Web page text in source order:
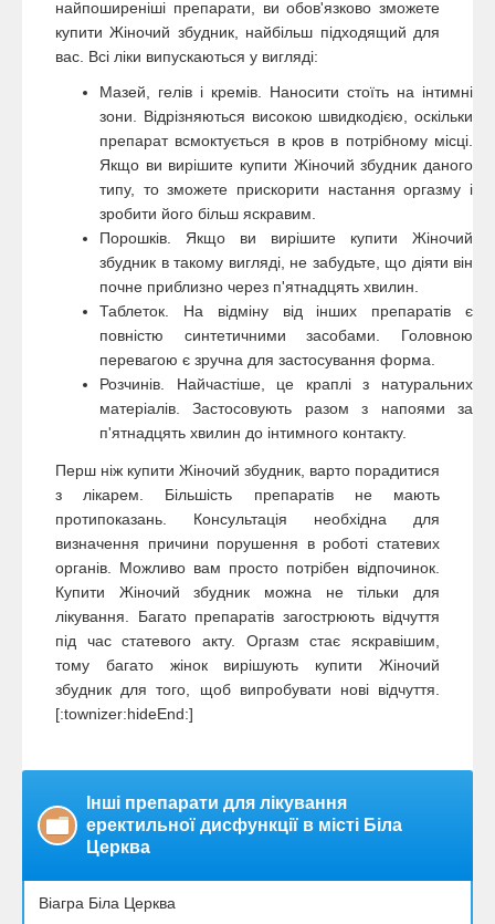
найпоширеніші препарати, ви обов'язково зможете
купити Жіночий збудник, найбільш підходящий для
вас. Всі ліки випускаються у вигляді:
Мазей, гелів і кремів. Наносити стоїть на інтимні
зони. Відрізняються високою швидкодією, оскільки
препарат всмоктується в кров в потрібному місці.
Якщо ви вирішите купити Жіночий збудник даного
типу, то зможете прискорити настання оргазму і
зробити його більш яскравим.
Порошків. Якщо ви вирішите купити Жіночий
збудник в такому вигляді, не забудьте, що діяти він
почне приблизно через п'ятнадцять хвилин.
Таблеток. На відміну від інших препаратів є
повністю синтетичними засобами. Головною
перевагою є зручна для застосування форма.
Розчинів. Найчастіше, це краплі з натуральних
матеріалів. Застосовують разом з напоями за
п'ятнадцять хвилин до інтимного контакту.
Перш ніж купити Жіночий збудник, варто порадитися
з лікарем. Більшість препаратів не мають
протипоказань. Консультація необхідна для
визначення причини порушення в роботі статевих
органів. Можливо вам просто потрібен відпочинок.
Купити Жіночий збудник можна не тільки для
лікування. Багато препаратів загострюють відчуття
під час статевого акту. Оргазм стає яскравішим,
тому багато жінок вирішують купити Жіночий
збудник для того, щоб випробувати нові відчуття.
[:townizer:hideEnd:]
Інші препарати для лікування
еректильної дисфункції в місті Біла
Церква
Віагра Біла Церква